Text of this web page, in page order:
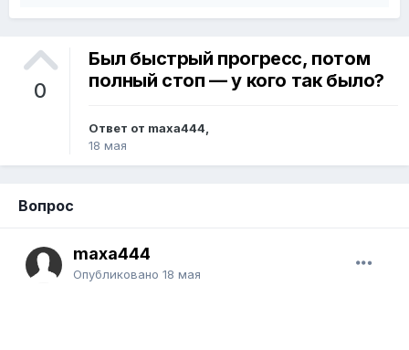
0
Был быстрый прогресс, потом
полный стоп — у кого так было?
Ответ от maxa444,
18 мая
Вопрос
maxa444
Опубликовано 18 мая